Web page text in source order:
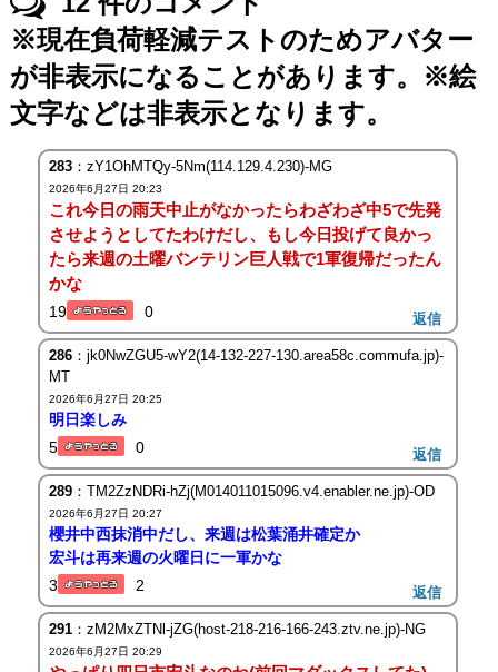
※現在負荷軽減テストのためアバター
が非表示になることがあります。※絵
文字などは非表示となります。
283：zY1OhMTQy-5Nm(114.129.4.230)-MG
2026年6月27日 20:23
これ今日の雨天中止がなかったらわざわざ中5で先発
させようとしてたわけだし、もし今日投げて良かっ
たら来週の土曜バンテリン巨人戦で1軍復帰だったん
かな
19 0 返信
286：jk0NwZGU5-wY2(14-132-227-130.area58c.commufa.jp)-
MT
2026年6月27日 20:25
明日楽しみ
5
0 返信
289：TM2ZzNDRi-hZj(M014011015096.v4.enabler.ne.jp)-OD
2026年6月27日 20:27
櫻井中西抹消中だし、来週は松葉涌井確定か
宏斗は再来週の火曜日に一軍かな
3
2 返信
291：zM2MxZTNl-jZG(host-218-216-166-243.ztv.ne.jp)-NG
2026年6月27日 20:29